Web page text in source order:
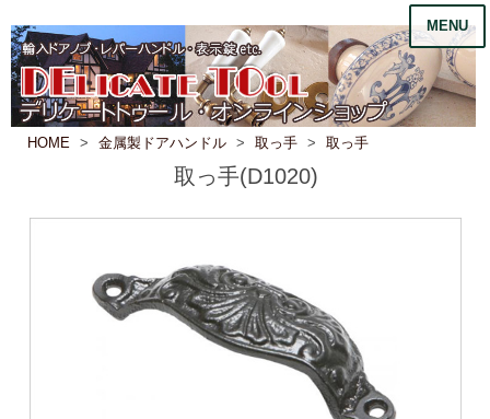
MENU
HOME 金属製ドアハンドル 取っ手 取っ手
取っ手(D1020)